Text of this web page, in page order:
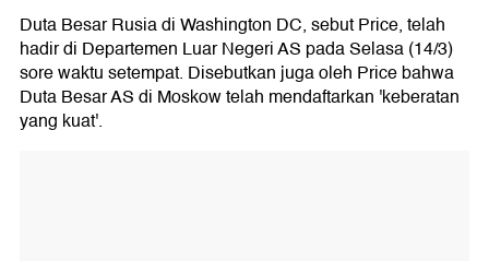
Duta Besar Rusia di Washington DC, sebut Price, telah
hadir di Departemen Luar Negeri AS pada Selasa (14/3)
sore waktu setempat. Disebutkan juga oleh Price bahwa
Duta Besar AS di Moskow telah mendaftarkan 'keberatan
yang kuat'.